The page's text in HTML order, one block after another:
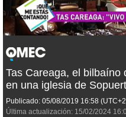
Tas Careaga, el bilbaíno
en una iglesia de
Publicado: 05/08/2019 16:58
Última actualización: 15/02/2024